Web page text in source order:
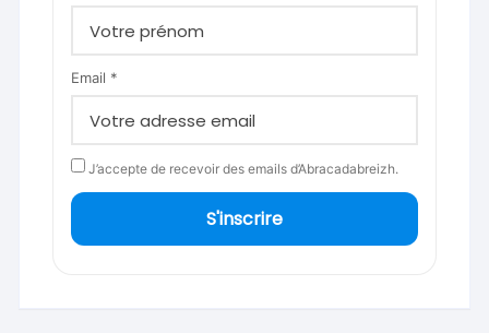
Email *
J’accepte de recevoir des emails d’Abracadabreizh.
S'inscrire